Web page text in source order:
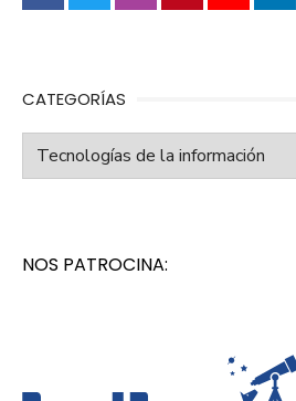
CATEGORÍAS
Categorías
NOS PATROCINA: